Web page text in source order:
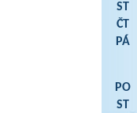
ST
ČT
PÁ
PO
ST